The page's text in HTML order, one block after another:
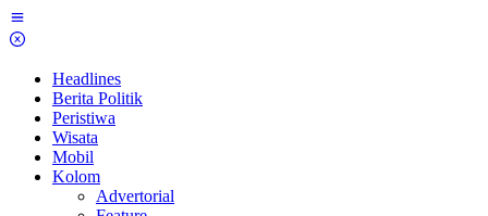
Skip
to
Headlines
Berita Politik
Peristiwa
Wisata
Mobil
Kolom
Advertorial